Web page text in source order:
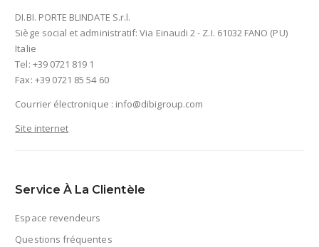
DI.BI. PORTE BLINDATE S.r.l.
Siège social et administratif: Via Einaudi 2 - Z.I. 61032 FANO (PU)
Italie
Tel: +39 0721 819 1
Fax: +39 0721 85 54 60
Courrier électronique : info@dibigroup.com
Site internet
Service À La Clientèle
Espace revendeurs
Questions fréquentes